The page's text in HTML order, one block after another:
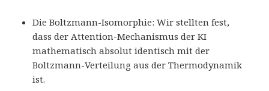
Die Boltzmann-Isomorphie: Wir stellten fest,
dass der Attention-Mechanismus der KI
mathematisch absolut identisch mit der
Boltzmann-Verteilung aus der Thermodynamik
ist.